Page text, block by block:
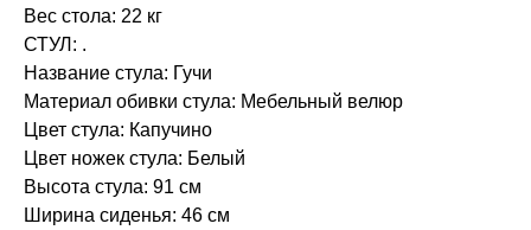
Вес стола: 22 кг
СТУЛ: .
Название стула: Гучи
Материал обивки стула: Мебельный велюр
Цвет стула: Капучино
Цвет ножек стула: Белый
Высота стула: 91 см
Ширина сиденья: 46 см